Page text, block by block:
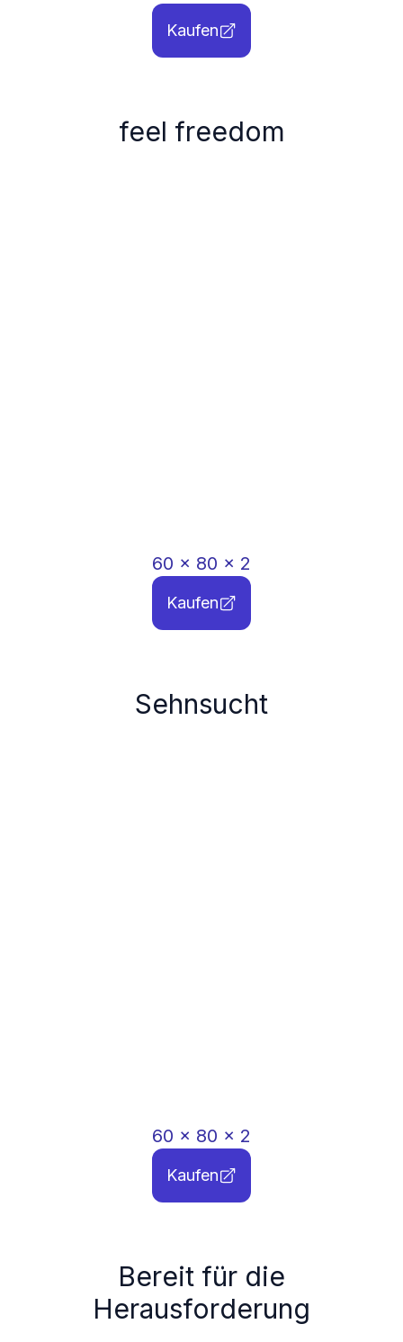
Kaufen
feel freedom
60 x 80 x 2
Kaufen
Sehnsucht
60 x 80 x 2
Kaufen
Bereit für die
Herausforderung